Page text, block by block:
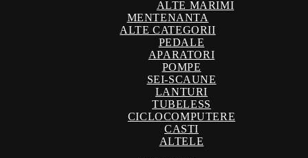
ALTE MARIMI
MENTENANTA
ALTE CATEGORII
PEDALE
APARATORI
POMPE
SEI-SCAUNE
LANTURI
TUBELESS
CICLOCOMPUTERE
CASTI
ALTELE